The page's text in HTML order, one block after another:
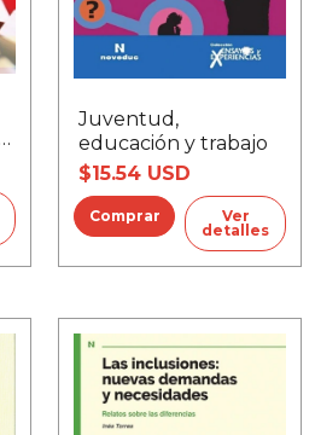
Juventud,
educación y trabajo
$15.54 USD
Ver
detalles